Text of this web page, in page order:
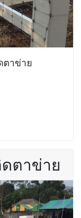
ตาข่าย
ตาข่าย